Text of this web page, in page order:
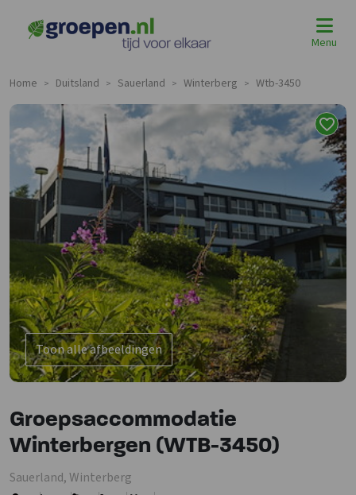
Menu
Home > Duitsland > Sauerland > Winterberg > Wtb-3450
Toon alle afbeeldingen
Groepsaccommodatie
Winterbergen (WTB-3450)
Sauerland, Winterberg